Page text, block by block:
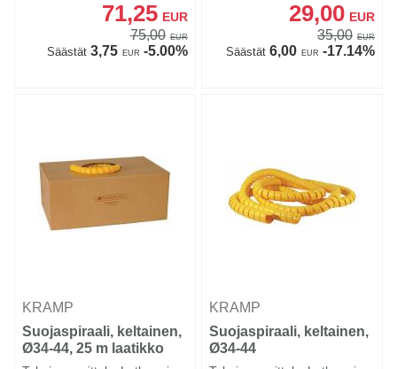
71,25 EUR
75,00 EUR
Säästät3,75 EUR -5.00%
29,00 EUR
35,00 EUR
Säästät6,00 EUR -17.14%
KRAMP
Suojaspiraali, keltainen,
Ø34-44, 25 m laatikko
KRAMP
Suojaspiraali, keltainen,
Ø34-44